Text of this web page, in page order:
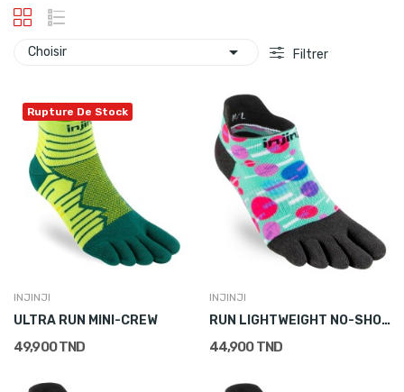
Choisir  Filtrer
Rupture De Stock
INJINJI
ULTRA RUN MINI-CREW
49,900 TND
INJINJI
RUN LIGHTWEIGHT NO-SHOW
44,900 TND